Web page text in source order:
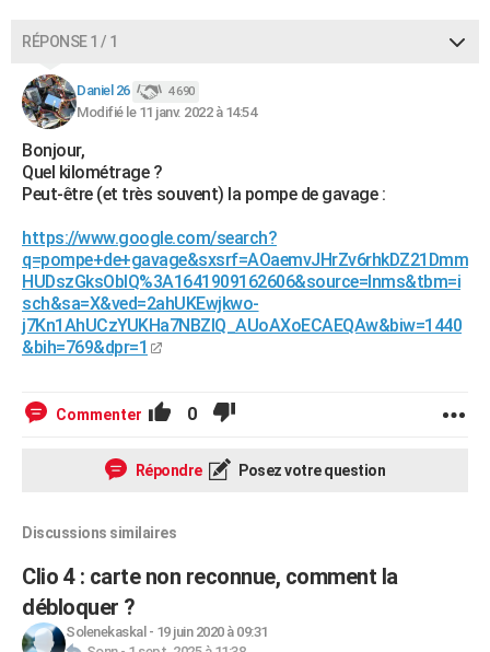
COPAINS D'AVANT
S'inscrire
Se connecter
Lycées
Collèges
Primaires
Universités
Entreprises
Service militaire
Avis de recherche
AVIS DE DÉCÈS
FORUM
Bricolage
Lifestyle
Culture
Sport
Auto
Television
Voyage
Cinema
RÉPONSE 1 / 1
Daniel 26 4 690
Modifié le 11 janv. 2022 à 14:54
Bonjour,
Quel kilométrage ?
Peut-être (et très souvent) la pompe de gavage :
https://www.google.com/search?
q=pompe+de+gavage&sxsrf=AOaemvJHrZv6rhkDZ21Dmm
HUDszGksObIQ%3A1641909162606&source=lnms&tbm=i
sch&sa=X&ved=2ahUKEwjkwo-
j7Kn1AhUCzYUKHa7NBZIQ_AUoAXoECAEQAw&biw=1440
&bih=769&dpr=1
Commenter 0
Répondre Posez votre question
Discussions similaires
Clio 4 : carte non reconnue, comment la
débloquer ?
Solenekaskal - 19 juin 2020 à 09:31